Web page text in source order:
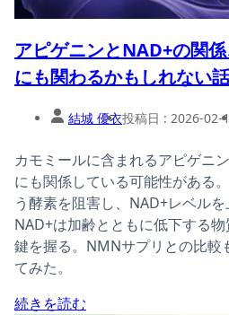
アピゲニンとNAD+の関
にも関わるかもしれない話
結城 優衣投稿日 : 2026-02-
カモミールに含まれるアピゲニ
にも関係している可能性がある
う酵素を阻害し、NAD+レベルを
NAD+は加齢とともに低下する
鍵を握る。NMNサプリとの比較
てみた。
続きを読む